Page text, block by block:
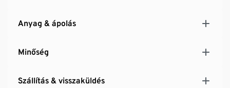
Anyag & ápolás
Minőség
Szállítás & visszaküldés